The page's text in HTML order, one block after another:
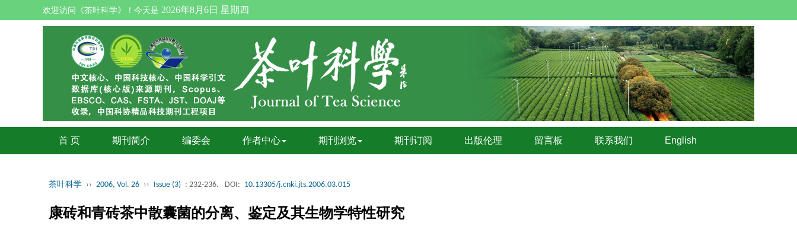
欢迎访问《茶叶科学》！今天是 2026年8月6日 星期四
首 页 期刊简介 编委会 作者中心 期刊浏览 期刊订阅 出版伦理 留言板 联系我们 English
茶叶科学 ›› 2006, Vol. 26 ›› Issue (3) : 232-236. DOI: 10.13305/j.cnki.jts.2006.03.015
康砖和青砖茶中散囊菌的分离、鉴定及其生物学特性研究